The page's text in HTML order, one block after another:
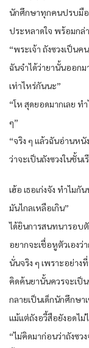
นักศึกษาทุกคนปรบมือ
ประหลาดใจ พร้อมกล่
“พระเจ้า ถังซวงเป็น
ฉันจำได้ว่ายานั้นออก
เท่าไหร่กันนะ”
“โห สุดยอดมากเลย ทำ
ๆ”
“จริง ๆ แล้วฉันอ่านห
ว่าจะเป็นถังซวงในชั้น
เฮ้อ เธอเก่งจัง ทำไม
มันไกลเหลือเกิน”
ได้ยินการสนทนารอบตั
อยากจะเชื่อหูตัวเอง
นั่นจริง ๆ เพราะอย่า
คิดค้นยานั้นควรจะเป็
กลายเป็นเด็กนักศึกษา
แม้แต่ถังอวี้สือยังอดไม่
“ไม่คิดมาก่อนว่าถังซว